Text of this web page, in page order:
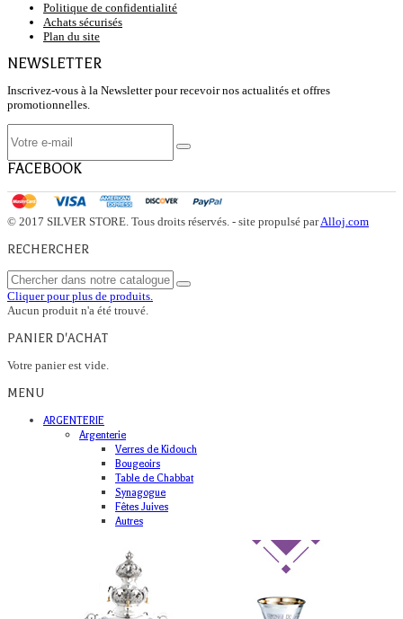
Politique de confidentialité
Achats sécurisés
Plan du site
NEWSLETTER
Inscrivez-vous à la Newsletter pour recevoir nos actualités et offres
promotionnelles.
FACEBOOK
© 2017 SILVER STORE. Tous droits réservés. - site propulsé parAlloj.com
RECHERCHER
Cliquer pour plus de produits.
Aucun produit n'a été trouvé.
PANIER D'ACHAT
Votre panier est vide.
MENU
ARGENTERIE
Argenterie
Verres de Kidouch
Bougeoirs
Table de Chabbat
Synagogue
Fêtes Juives
Autres